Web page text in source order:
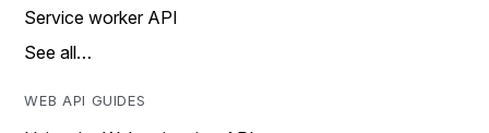
Service worker API
See all…
WEB API GUIDES